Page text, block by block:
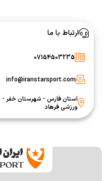
ارتباط با ما
07154503235
info@iranstarsport.com
استان فارس - شهرستان خفر -
ورزشی فرهاد